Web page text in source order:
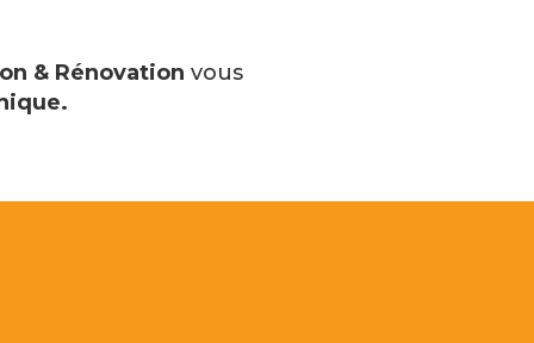
& Rénovation vous